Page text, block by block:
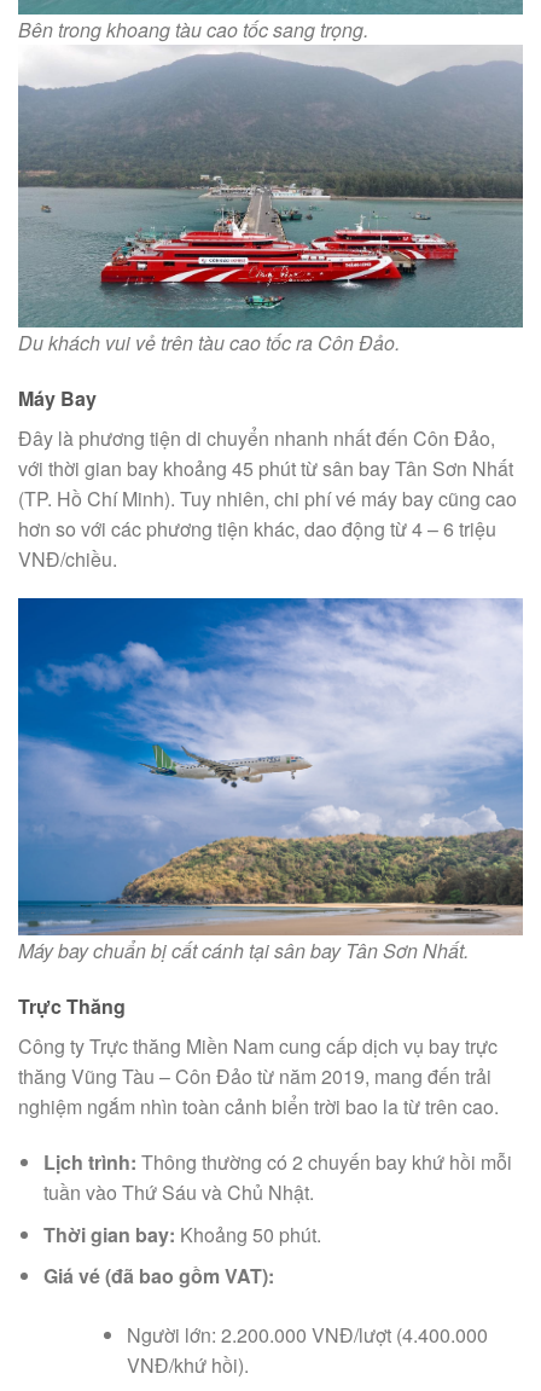
Bên trong khoang tàu cao tốc sang trọng.
Du khách vui vẻ trên tàu cao tốc ra Côn Đảo.
Máy Bay
Đây là phương tiện di chuyển nhanh nhất đến Côn Đảo,
với thời gian bay khoảng 45 phút từ sân bay Tân Sơn Nhất
(TP. Hồ Chí Minh). Tuy nhiên, chi phí vé máy bay cũng cao
hơn so với các phương tiện khác, dao động từ 4 – 6 triệu
VNĐ/chiều.
Máy bay chuẩn bị cất cánh tại sân bay Tân Sơn Nhất.
Trực Thăng
Công ty Trực thăng Miền Nam cung cấp dịch vụ bay trực
thăng Vũng Tàu – Côn Đảo từ năm 2019, mang đến trải
nghiệm ngắm nhìn toàn cảnh biển trời bao la từ trên cao.
Lịch trình: Thông thường có 2 chuyến bay khứ hồi mỗi
tuần vào Thứ Sáu và Chủ Nhật.
Thời gian bay: Khoảng 50 phút.
Giá vé (đã bao gồm VAT):
Người lớn: 2.200.000 VNĐ/lượt (4.400.000
VNĐ/khứ hồi).